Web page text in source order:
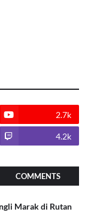
2.7k
4.2k
COMMENTS
Marak di Rutan